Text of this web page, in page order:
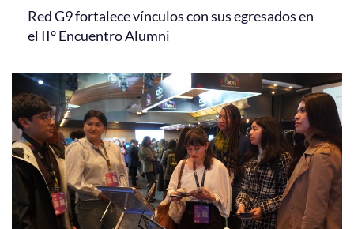
Red G9 fortalece vínculos con sus egresados en
el II° Encuentro Alumni